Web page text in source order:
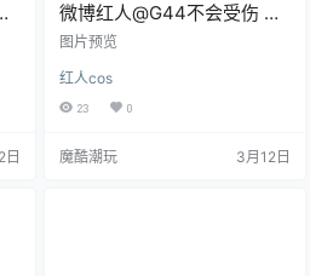
日
微博红人@G44不会受伤 艾
莉同学 [30P/232MB]
图片预览
红人cos
23 0
魔酷潮玩 3月12日